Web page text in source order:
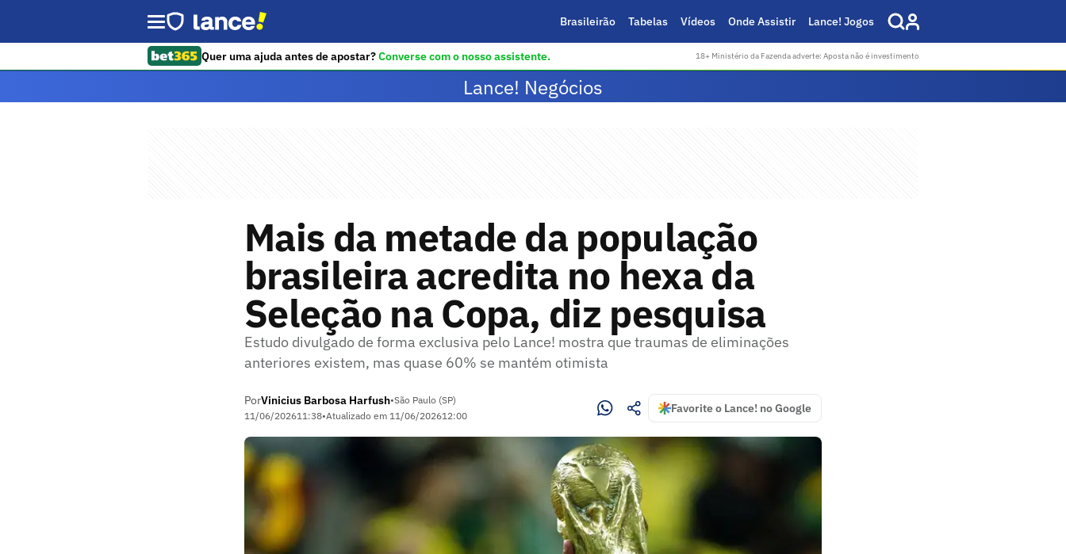
Brasileirão Tabelas Vídeos Onde Assistir Lance! Jogos
Quer uma ajuda antes de apostar?Converse com o nosso assistente. 18+ Ministério da Fazenda adverte: Aposta não é investimento
Lance! Negócios
Mais da metade da população
brasileira acredita no hexa da
Seleção na Copa, diz pesquisa
Estudo divulgado de forma exclusiva pelo Lance! mostra que traumas de eliminações
anteriores existem, mas quase 60% se mantém otimista
PorVinicius Barbosa Harfush•São Paulo (SP)
11/06/202611:38•Atualizado em 11/06/202612:00
Favorite o Lance! no Google